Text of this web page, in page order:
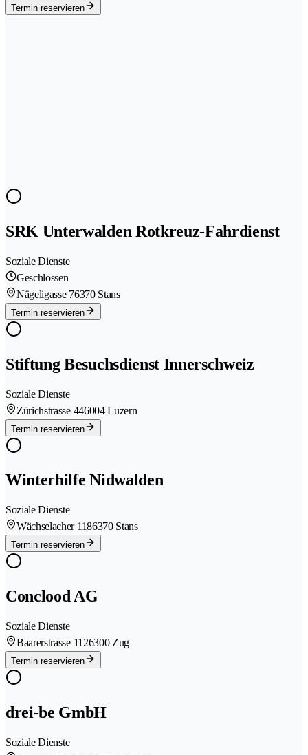
Termin reservieren
SRK Unterwalden Rotkreuz-Fahrdienst
Soziale Dienste
Geschlossen
Nägeligasse 76370 Stans
Termin reservieren
Stiftung Besuchsdienst Innerschweiz
Soziale Dienste
Zürichstrasse 446004 Luzern
Termin reservieren
Winterhilfe Nidwalden
Soziale Dienste
Wächselacher 1186370 Stans
Termin reservieren
Conclood AG
Soziale Dienste
Baarerstrasse 1126300 Zug
Termin reservieren
drei-be GmbH
Soziale Dienste